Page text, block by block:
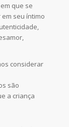
que se
seu íntimo
considerar
são
a criança